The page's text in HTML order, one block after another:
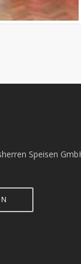
Speisen